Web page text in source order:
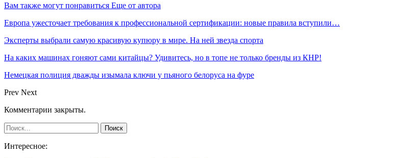
Вам также могут понравиться Еще от автора
Европа ужесточает требования к профессиональной сертификации: новые правила вступили…
Эксперты выбрали самую красивую купюру в мире. На ней звезда спорта
На каких машинах гоняют сами китайцы? Удивитесь, но в топе не только бренды из КНР!
Немецкая полиция дважды изымала ключи у пьяного белоруса на фуре
Prev Next
Комментарии закрыты.
Интересное: